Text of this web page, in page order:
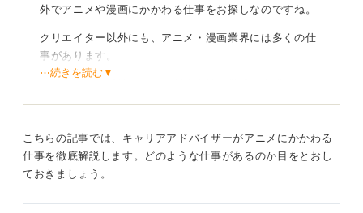
外でアニメや漫画にかかわる仕事をお探しなのですね。
クリエイター以外にも、アニメ・漫画業界には多くの仕
事があります。
進行のような職種は、未経験からでも挑戦できる場合が
あります。
⋯続きを読む▼
こちらの記事では、キャリアアドバイザーがアニメにかかわる
仕事を徹底解説します。どのような仕事があるのか目をとおし
ておきましょう。